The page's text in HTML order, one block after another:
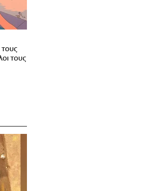
τους